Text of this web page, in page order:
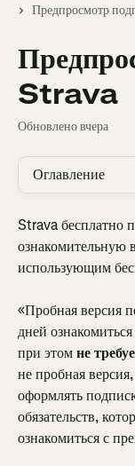
Предпросмотр
Strava
Обновлено вчера
Оглавление
Strava бесплатно
ознакомительную
использующим
«Пробная версия
дней
при этом не
не пробная
оформлять
обязательств,
ознакомиться с